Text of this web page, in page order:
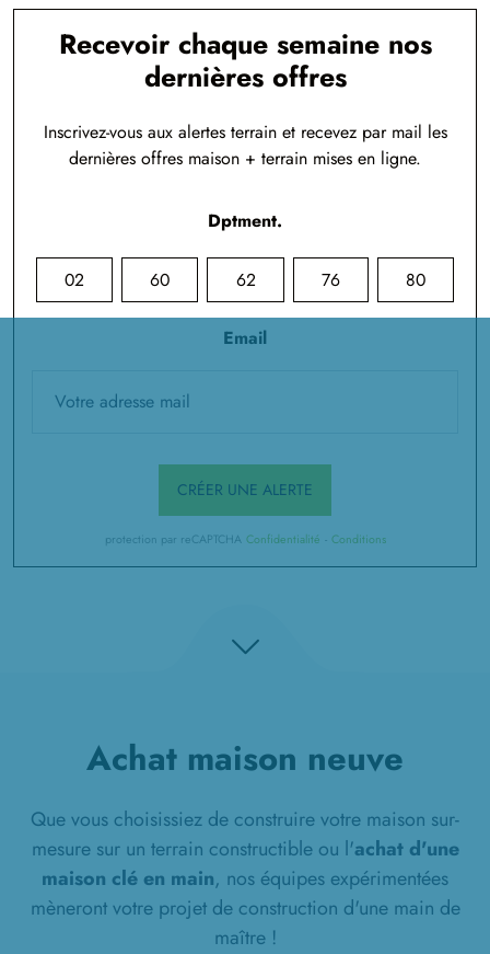
Recevoir chaque semaine nos
dernières offres
Inscrivez-vous aux alertes terrain et recevez par mail les
dernières offres maison + terrain mises en ligne.
Dptment.
02 60 62 76 80
Email
CRÉER UNE ALERTE
protection par reCAPTCHA Confidentialité - Conditions
Achat maison neuve
Que vous choisissiez de construire votre maison sur-
mesure sur un terrain constructible ou l'achat d'une
maison clé en main, nos équipes expérimentées
mèneront votre projet de construction d'une main de
maître !